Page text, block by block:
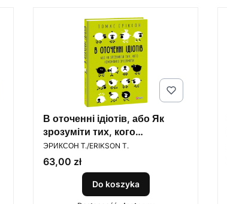
В оточенні ідіотів, або Як
зрозуміти тих, кого
неможливо зрозуміти
PRODUCENT
ЭРИКСОН Т./ERIKSON T.
Cena
63,00 zł
Do koszyka